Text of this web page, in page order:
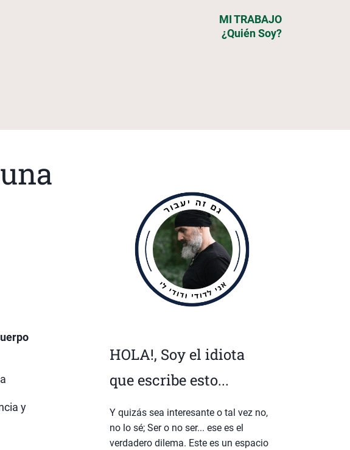
MI TRABAJO
¿Quién Soy?
y
HOLA!, Soy el idiota
que escribe esto...
Y quizás sea interesante o tal vez no,
no lo sé; Ser o no ser... ese es el
verdadero dilema. Este es un espacio